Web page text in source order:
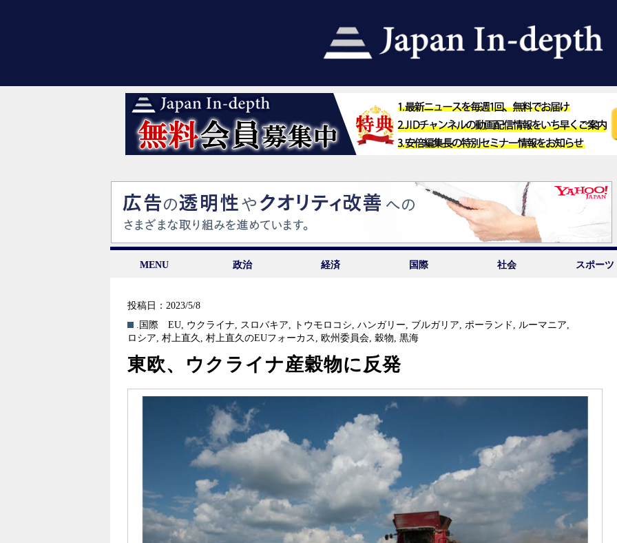
MENU 政治 経済 国際 社会 スポーツ
投稿日：2023/5/8
.国際
EU, ウクライナ, スロバキア, トウモロコシ,ハンガリー, ブルガリア,ポーランド , ルーマニア,
ロシア, 村上直久 , 村上直久のEUフォーカス , 欧州委員会, 穀物, 黒海
東欧、ウクライナ産穀物に反発